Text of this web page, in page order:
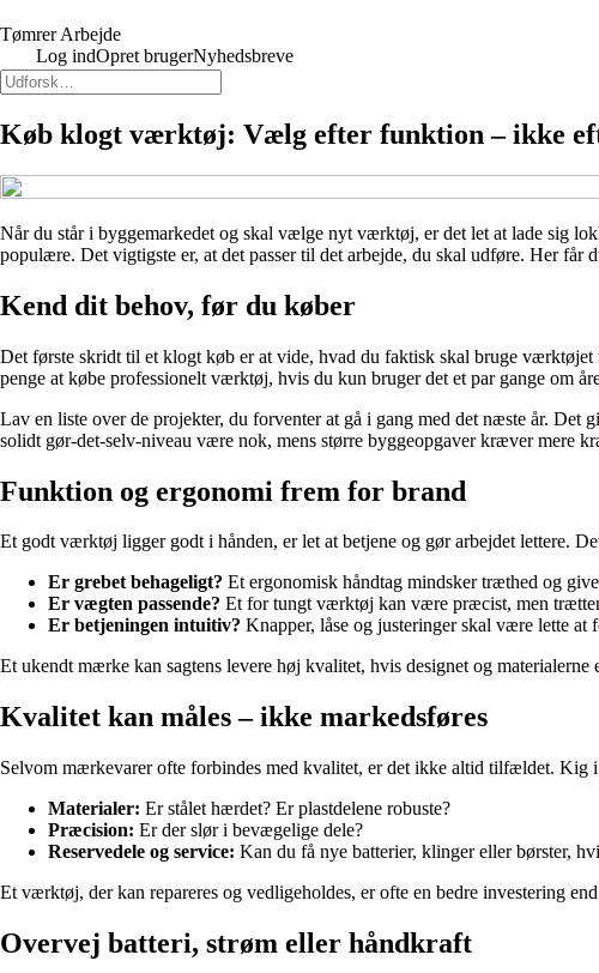
Tømrer Arbejde
Log indOpret brugerNyhedsbreve
Køb klogt værktøj: Vælg efter funktion – ikke
Når du står i byggemarkedet og skal vælge nyt værktøj, er det let at lade sig
populære. Det vigtigste er, at det passer til det arbejde, du skal udføre. Her
Kend dit behov, før du køber
Det første skridt til et klogt køb er at vide, hvad du faktisk skal bruge
penge at købe professionelt værktøj, hvis du kun bruger det et par gange om
Lav en liste over de projekter, du forventer at gå i gang med det næste år.
solidt gør-det-selv-niveau være nok, mens større byggeopgaver kræver mere
Funktion og ergonomi frem for brand
Et godt værktøj ligger godt i hånden, er let at betjene og gør arbejdet lettere.
Er grebet behageligt? Et ergonomisk håndtag mindsker træthed og
Er vægten passende? Et for tungt værktøj kan være præcist, men
Er betjeningen intuitiv? Knapper, låse og justeringer skal være lette at
Et ukendt mærke kan sagtens levere høj kvalitet, hvis designet og
Kvalitet kan måles – ikke markedsføres
Selvom mærkevarer ofte forbindes med kvalitet, er det ikke altid tilfældet. Kig i
Materialer: Er stålet hærdet? Er plastdelene robuste?
Præcision: Er der slør i bevægelige dele?
Reservedele og service: Kan du få nye batterier, klinger eller børster,
Et værktøj, der kan repareres og vedligeholdes, er ofte en bedre investering
Overvej batteri, strøm eller håndkraft